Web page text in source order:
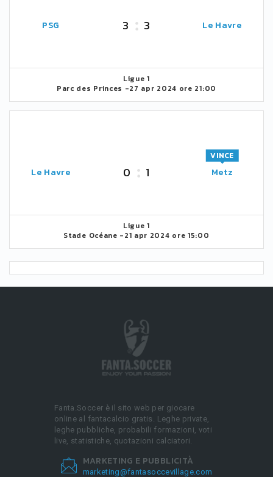
PSG 3 3 Le Havre
Ligue 1
Parc des Princes -27 apr 2024 ore 21:00
Le Havre 0 1 Metz
VINCE
Ligue 1
Stade Océane -21 apr 2024 ore 15:00
Fanta.Soccer è il sito web per giocare
online al fantacalcio gratis. Leghe private,
leghe pubbliche, probabili formazioni, voti
live, statistiche, quotazioni calciatori.
MARKETING E PUBBLICITÀ
marketing@fantasoccevillage.com